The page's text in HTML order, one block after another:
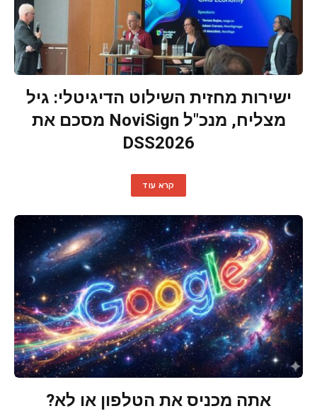
ישירות מחזית השילוט הדיגיטלי: גיל
מצליח, מנכ"ל NoviSign מסכם את
DSS2026
קרא עוד
אתה מכניס את הטלפון או לא?